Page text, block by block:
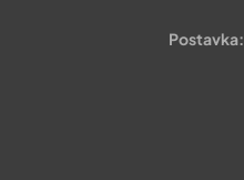
Postavka: